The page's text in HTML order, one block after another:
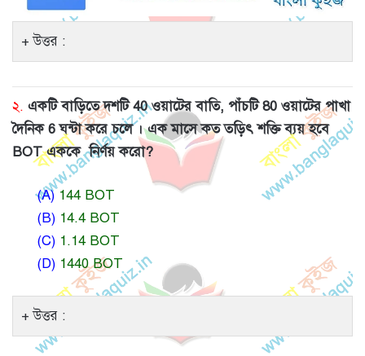
উত্তর :
২. একটি বাড়িতে দশটি 40 ওয়াটের বাতি, পাঁচটি 80 ওয়াটের পাখা
দৈনিক 6 ঘন্টা করে চলে । এক মাসে কত তড়িৎ শক্তি ব্যয় হবে
BOT এককে নির্ণয় করো?
(A) 144 BOT
(B) 14.4 BOT
(C) 1.14 BOT
(D) 1440 BOT
উত্তর :